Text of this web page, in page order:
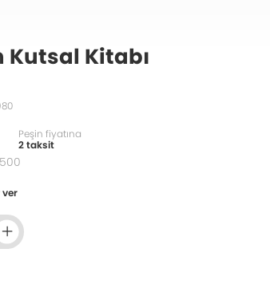
Kutsal Kitabı
Peşin fiyatına
2 taksit